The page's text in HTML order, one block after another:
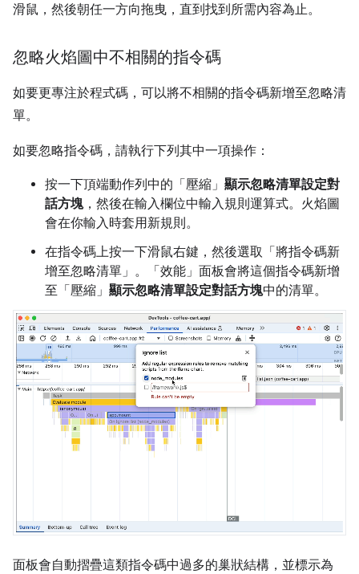
滑鼠，然後朝任一方向拖曳，直到找到所需內容為止。
忽略火焰圖中不相關的指令碼
如要更專注於程式碼，可以將不相關的指令碼新增至忽略清
單。
如要忽略指令碼，請執行下列其中一項操作：
按一下頂端動作列中的「壓縮」 顯示忽略清單設定對
話方塊，然後在輸入欄位中輸入規則運算式。火焰圖
會在你輸入時套用新規則。
在指令碼上按一下滑鼠右鍵，然後選取「將指令碼新
增至忽略清單」 。「效能」 面板會將這個指令碼新增
至「壓縮」 顯示忽略清單設定對話方塊中的清單。
面板會自動摺疊這類指令碼中過多的巢狀結構，並標示為